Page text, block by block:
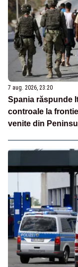
7 aug. 2026, 23:20
Spania răspunde
controale la
venite din